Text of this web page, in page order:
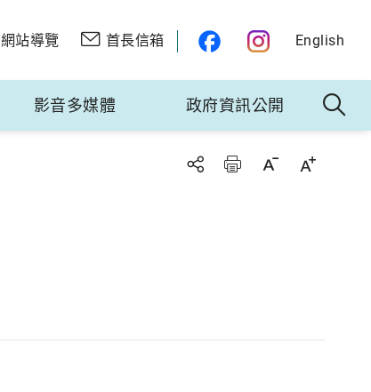
網站導覽 首長信箱 English
影音多媒體 政府資訊公開